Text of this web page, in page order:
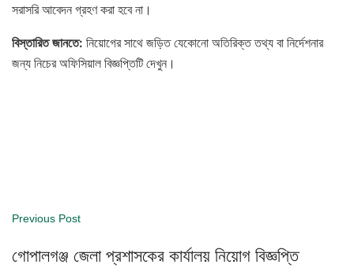
সরাসরি আবেদন গ্রহণ করা হবে না।
বিস্তারিত জানতে: নিয়োগের সাথে জড়িত যেকোনো অতিরিক্ত তথ্য বা নির্দেশনার
জন্য নিচের অফিসিয়াল বিজ্ঞপ্তিটি দেখুন।
Previous Post
গোপালগঞ্জ জেলা প্রশাসকের কার্যালয় নিয়োগ বিজ্ঞপ্তি